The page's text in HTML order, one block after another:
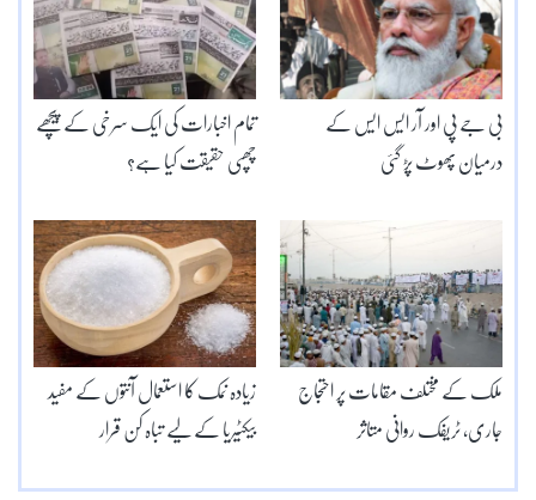
تمام اخبارات کی ایک سرخی کے پیچھے
چھپی حقیقت کیا ہے؟
بی جے پی اور آر ایس ایس کے
درمیان پھوٹ پڑ گئی
زیادہ نمک کا استعمال آنتوں کے مفید
بیکٹیریا کے لیے تباہ کن قرار
ملک کے مختلف مقامات پر احتجاج
جاری، ٹریفک روانی متاثر